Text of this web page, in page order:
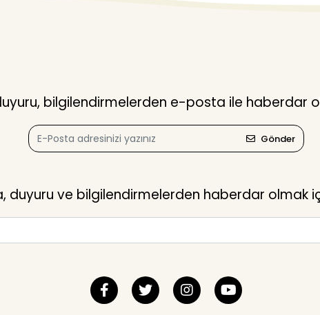
bilgilendirmelerden e-posta ile haberdar
Gönder
duyuru ve bilgilendirmelerden haberdar olmak